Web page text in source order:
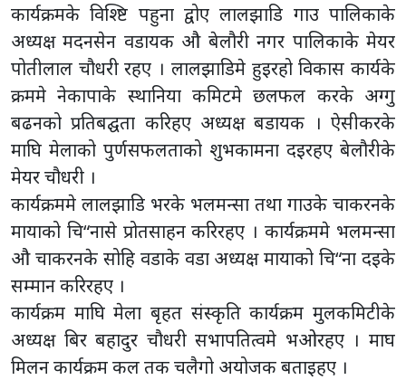
कार्यक्रमके विश्ष्टि पहुना द्वोए लालझाडि गाउ पालिकाके
अध्यक्ष मदनसेन वडायक औ बेलौरी नगर पालिकाके मेयर
पोतीलाल चौधरी रहए । लालझाडिमे हुइरहो विकास कार्यके
क्रममे नेकापाके स्थानिया कमिटमे छलफल करके अग्गु
बढनको प्रतिबद्घता करिहए अध्यक्ष बडायक । ऐसीकरके
माघि मेलाको पुर्णसफलताको शुभकामना दइरहए बेलौरीके
मेयर चौधरी ।
कार्यक्रममे लालझाडि भरके भलमन्सा तथा गाउके चाकरनके
मायाको चि“नासे प्रोतसाहन करिरहए । कार्यक्रममे भलमन्सा
औ चाकरनके सोहि वडाके वडा अध्यक्ष मायाको चि“ना दइके
सम्मान करिरहए ।
कार्यक्रम माघि मेला बृहत संस्कृति कार्यक्रम मुलकमिटीके
अध्यक्ष बिर बहादुर चौधरी सभापतित्वमे भओरहए । माघ
मिलन कार्यक्रम कल तक चलैगो अयोजक बताइहए ।